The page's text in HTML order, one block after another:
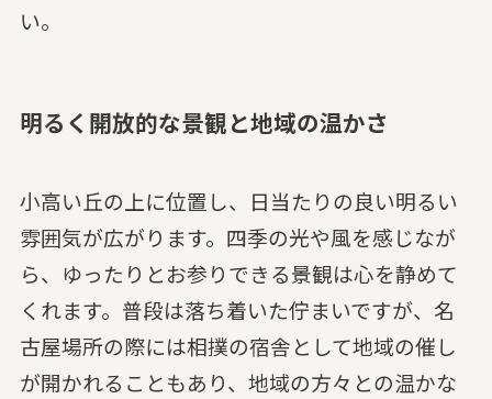
い。
明るく開放的な景観と地域の温かさ
小高い丘の上に位置し、日当たりの良い明るい
雰囲気が広がります。四季の光や風を感じなが
ら、ゆったりとお参りできる景観は心を静めて
くれます。普段は落ち着いた佇まいですが、名
古屋場所の際には相撲の宿舎として地域の催し
が開かれることもあり、地域の方々との温かな